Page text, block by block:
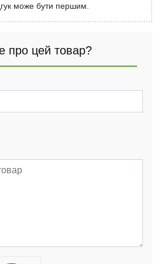
може бути першим.
про цей товар?